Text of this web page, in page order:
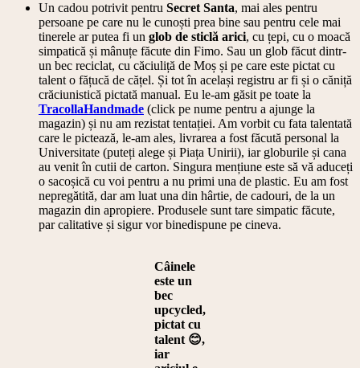
Un cadou potrivit pentru Secret Santa, mai ales pentru
persoane pe care nu le cunoști prea bine sau pentru cele mai
tinerele ar putea fi un glob de sticlă arici, cu țepi, cu o moacă
simpatică și mânuțe făcute din Fimo. Sau un glob făcut dintr-
un bec reciclat, cu căciuliță de Moș și pe care este pictat cu
talent o fățucă de cățel. Și tot în același registru ar fi și o căniță
crăciunistică pictată manual. Eu le-am găsit pe toate la
TracollaHandmade (click pe nume pentru a ajunge la
magazin) și nu am rezistat tentației. Am vorbit cu fata talentată
care le pictează, le-am ales, livrarea a fost făcută personal la
Universitate (puteți alege și Piața Unirii), iar globurile și cana
au venit în cutii de carton. Singura mențiune este să vă aduceți
o sacoșică cu voi pentru a nu primi una de plastic. Eu am fost
nepregătită, dar am luat una din hârtie, de cadouri, de la un
magazin din apropiere. Produsele sunt tare simpatic făcute,
par calitative și sigur vor binedispune pe cineva.
Câinele
este un
bec
upcycled,
pictat cu
talent 😊,
iar